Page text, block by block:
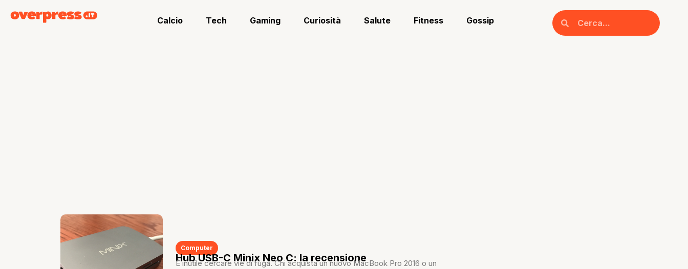
Calcio Tech Gaming Curiosità Salute Fitness Gossip
Computer
Hub USB-C Minix Neo C: la recensione
È inutile cercare vie di fuga. Chi acquista un nuovo MacBook Pro 2016 o un